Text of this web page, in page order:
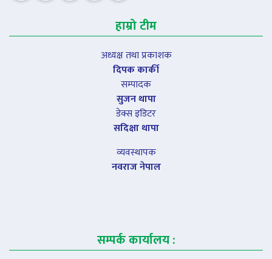
हाम्रो टीम
अध्यक्ष तथा प्रकाशक
दिपक कार्की
सम्पादक
सुजन थापा
डेक्स इडिटर
सदिक्षा थापा
व्यवस्थापक
नवराज नेपाल
सम्पर्क कार्यालय :